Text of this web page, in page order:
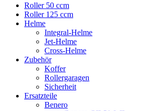
Roller 50 ccm
Roller 125 ccm
Helme
Integral-Helme
Jet-Helme
Cross-Helme
Zubehör
Koffer
Rollergaragen
Sicherheit
Ersatzteile
Benero